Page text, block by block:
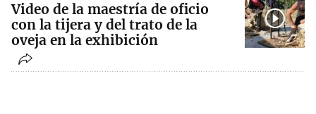
Video de la maestría de oficio
con la tijera y del trato de la
oveja en la exhibición